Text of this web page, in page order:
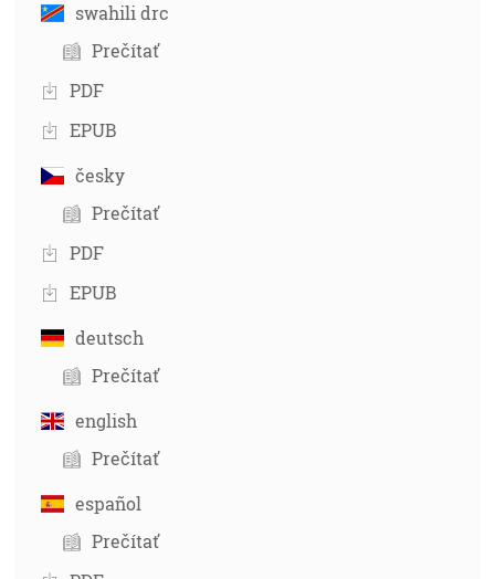
swahili drc
Prečítať
PDF
EPUB
česky
Prečítať
PDF
EPUB
deutsch
Prečítať
english
Prečítať
español
Prečítať